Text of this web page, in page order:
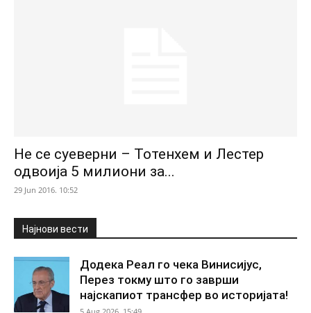
Не се суеверни – Тотенхем и Лестер
одвоија 5 милиони за...
29 Jun 2016. 10:52
Најнови вести
Додека Реал го чека Винисијус,
Перез токму што го заврши
најскапиот трансфер во историјата!